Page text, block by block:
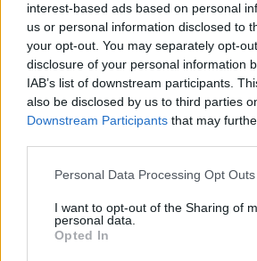
interest-based ads based on personal
us or personal information disclosed to
your opt-out. You may separately opt-
disclosure of your personal information
IAB’s list of downstream participants.
also be disclosed by us to third parties
Downstream Participants that may
Personal Data Processing Opt Outs
I want to opt-out of the Sharing of
personal data.
Opted In
Imposter Syndrome:
πάσχεις κι εσύ από το
του απατεώνα;
4 συμβουλές για να
σύνδρομο που «χτυπά» όλο
περισσότερους νέους
Ναταλία Πετρίτη
12.10.2022